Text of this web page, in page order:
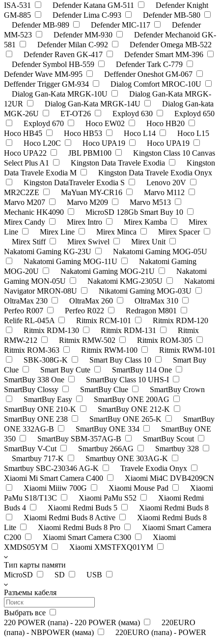
ISA-531
Defender Katana GM-511
Defender Knight
GM-885
Defender Lima C-993
Defender MB-580
Defender MB-989
Defender MIC-117
Defender
MM-523
Defender MM-930
Defender Mechanoid GK-
581
Defender Milan C-992
Defender Omega MB-522
Defender Raven GK-417
Defender Smart MM-396
Defender Symbol HB-559
Defender Tark C-779
Defender Wave MM-995
Deffender Oneshot GM-067
Deffender Trigger GM-934
Dialog Comfort MROC-10U
Dialog Gan-Kata MRGK-10U
Dialog Gan-Kata MRGK-
12UR
Dialog Gan-Kata MRGK-14U
Dialog Gan-kata
MGK-26U
ET-OT26 Exployd 630
Exployd 650
Exployd 670
Hoco EW02
Hoco HB20
Hoco HB45
Hoco HB53 Hoco L14
Hoco L15
Hoco L20C
Hoco UPA19
Hoco UPA19
Hoco UPA22
JBL PBM100
Kingston Class 10 Canvas
Select Plus A1
Kingston Data Travele Exodia
Kingston
Data Travele Exodia M
Kingston Data Travele Exodia Onyx
Kingston DataTraveler Exodia S
Lenovo 20V
MR2C2ZE
MaYuan MY-CR16
Marvo M112
Marvo M207
Marvo M209
Marvo M513
Mechanic HK4090
MicroSD 128Gb Smart Buy 10
Mirex Candy
Mirex Intro Mirex Kamba
Mirex
Line
Mirex Line Mirex Minca
Mirex Spacer
Mirex Stiff
Mirex Swivel
Mirex Unit
Nakatomi Gaming KG-23U
Nakatomi Gaming MOG-05U
Nakatomi Gaming MOG-11U
Nakatomi Gaming
MOG-20U
Nakatomi Gaming MOG-21U
Nakatomi
Gaming MON-05U
Nakatomi KMG-2305U
Nakatomi
Navigator MRON-08U
Nikatomi Gaming MOG-03U
OltraMax 230
OltraMax 260
OltraMax 310
Perfeo R007
Perfeo R022
Redragon M801
Relife RL-045A
Ritmix RCM-101
Ritmix RDM-120
Ritmix RDM-130
Ritmix RDM-131
Ritmix
RMW-212
Ritmix RMW-502
Ritmix ROM-305
Ritmix ROM-363
Ritmix RWM-100
Ritmix RWM-101
SBK-308G-K
Smart Buy Class 10
Smart Buy
Clue
Smart Buy Cute
SmartBuy 114 One
SmartBuy 338 One
SmartBuy Class 10 UHS-I
SmartBuy Clossy
SmartBuy Clue
SmartBuy Crown
SmartBuy Easy
SmartBuy ONE 200AG
SmartBuy ONE 210-K
SmartBuy ONE 212-K
SmartBuy ONE 238
SmartBuy ONE 265-K
SmartBuy
ONE 332AG-B
SmartBuy ONE 334
SmartBuy ONE
350
SmartBuy SBM-357AG-B
SmartBuy Scout
SmartBuy V-Cut
Smartbuy 266AG
Smartbuy 328
Smartbuy 717-K
Smartbuy ONE 303AG-K
Smartbuy SBC-230346 AG-K
Travele Exodia Onyx
Xiaomi Mi Smart Camera C400
Xiaomi Mi4C DVB4209CN
Xiaomi Miiiw 700G
Xiaomi Mouse Pad
Xiaomi
PaMu S18/T13C
Xiaomi PaMu S52
Xiaomi Redmi
Buds 4
Xiaomi Redmi Buds 5
Xiaomi Redmi Buds 8
Xiaomi Redmi Buds 8 Active
Xiaomi Redmi Buds 8
Lite
Xiaomi Redmi Buds 8 Pro
Xiaomi Smart Camera
C200
Xiaomi Smart Camera C300
Xiaomi
XMDS05YM
Xiaomi XMSTFXQ01YM
Тип карты памяти
MicroSD
SD USB
Разъемы кабеля
Выбрать все
220 POWER (папа) - 220 POWER (мама)
220EURO
(папа) - NBPOWER (мама)
220EURO (папа) - POWER